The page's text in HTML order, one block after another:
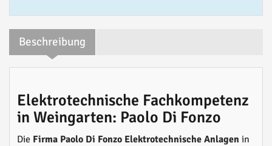
Beschreibung
Elektrotechnische Fachkompetenz
in Weingarten: Paolo Di Fonzo
Die Firma Paolo Di Fonzo Elektrotechnische Anlagen in